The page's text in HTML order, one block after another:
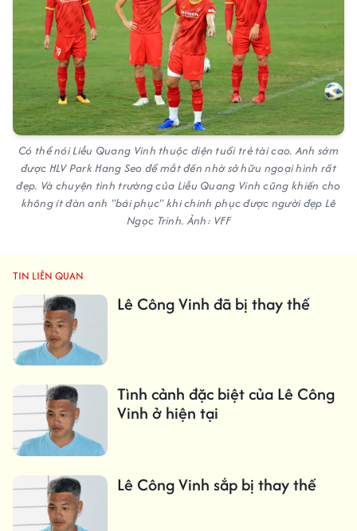
Có thể nói Liễu Quang Vinh thuộc diện tuổi trẻ tài cao. Anh sớm
được HLV Park Hang Seo để mắt đến nhờ sở hữu ngoại hình rất
đẹp. Và chuyện tình trường của Liễu Quang Vinh cũng khiến cho
không ít đàn anh "bái phục" khi chinh phục được người đẹp Lê
Ngọc Trinh. Ảnh: VFF
TIN LIÊN QUAN
Lê Công Vinh đã bị thay thế
Tình cảnh đặc biệt của Lê Công
Vinh ở hiện tại
Lê Công Vinh sắp bị thay thế